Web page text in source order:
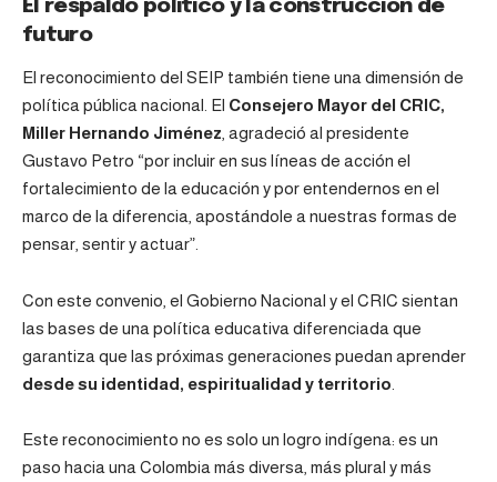
El respaldo político y la construcción de
futuro
El reconocimiento del SEIP también tiene una dimensión de
política pública nacional. El Consejero Mayor del CRIC,
Miller Hernando Jiménez , agradeció al presidente
Gustavo Petro “por incluir en sus líneas de acción el
fortalecimiento de la educación y por entendernos en el
marco de la diferencia, apostándole a nuestras formas de
pensar, sentir y actuar”.
Con este convenio, el Gobierno Nacional y el CRIC sientan
las bases de una política educativa diferenciada que
garantiza que las próximas generaciones puedan aprender
desde su identidad, espiritualidad y territorio
Este reconocimiento no es solo un logro indígena: es un
paso hacia una Colombia más diversa, más plural y más